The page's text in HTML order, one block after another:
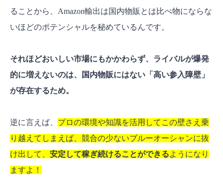
ることから、Amazon輸出は国内物販とは比べ物にならな
いほどのポテンシャルを秘めているんです。
それほどおいしい市場にもかかわらず、ライバルが爆発
的に増えないのは、国内物販にはない「高い参入障壁」
が存在するため。
逆に言えば、 プロの環境や知識を活用してこの壁さえ乗
り越えてしまえば、競合の少ないブルーオーシャンに抜
け出して、 安定して稼ぎ続けることができるようになり
ますよ！